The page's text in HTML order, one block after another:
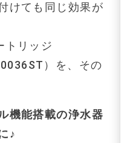
けても同じ効果が
トリッジ
）を、その
機能搭載の浄水器
♪